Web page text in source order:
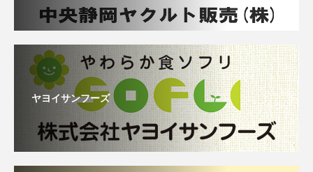
ヤヨイサンフーズ